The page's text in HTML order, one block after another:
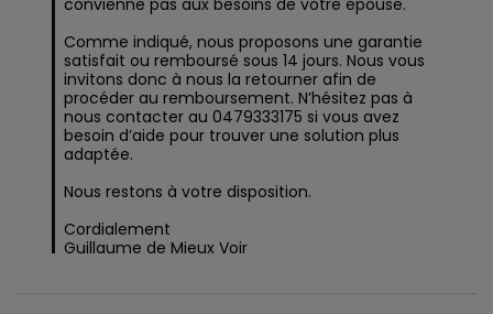
convienne pas aux besoins de votre épouse.
Comme indiqué, nous proposons une garantie
satisfait ou remboursé sous 14 jours. Nous vous
invitons donc à nous la retourner afin de
procéder au remboursement. N’hésitez pas à
nous contacter au 0479333175 si vous avez
besoin d’aide pour trouver une solution plus
adaptée.
Nous restons à votre disposition.
Cordialement
Guillaume de Mieux Voir